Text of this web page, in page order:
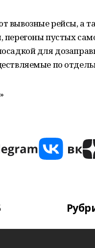
вывозные рейсы, а
пустых
для
по